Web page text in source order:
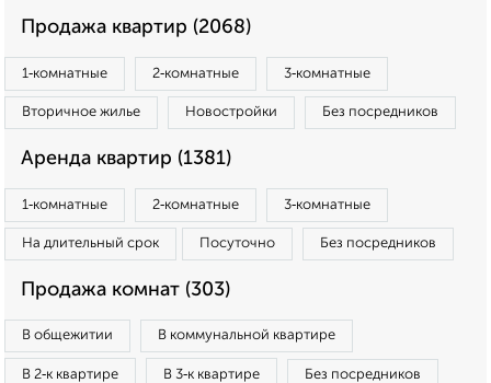
Продажа квартир (2068)
1‑комнатные 2‑комнатные 3‑комнатные
Вторичное жилье Новостройки Без посредников
Аренда квартир (1381)
1‑комнатные 2‑комнатные 3‑комнатные
На длительный срок Посуточно Без посредников
Продажа комнат (303)
В общежитии В коммунальной квартире
В 2‑к квартире В 3‑к квартире Без посредников